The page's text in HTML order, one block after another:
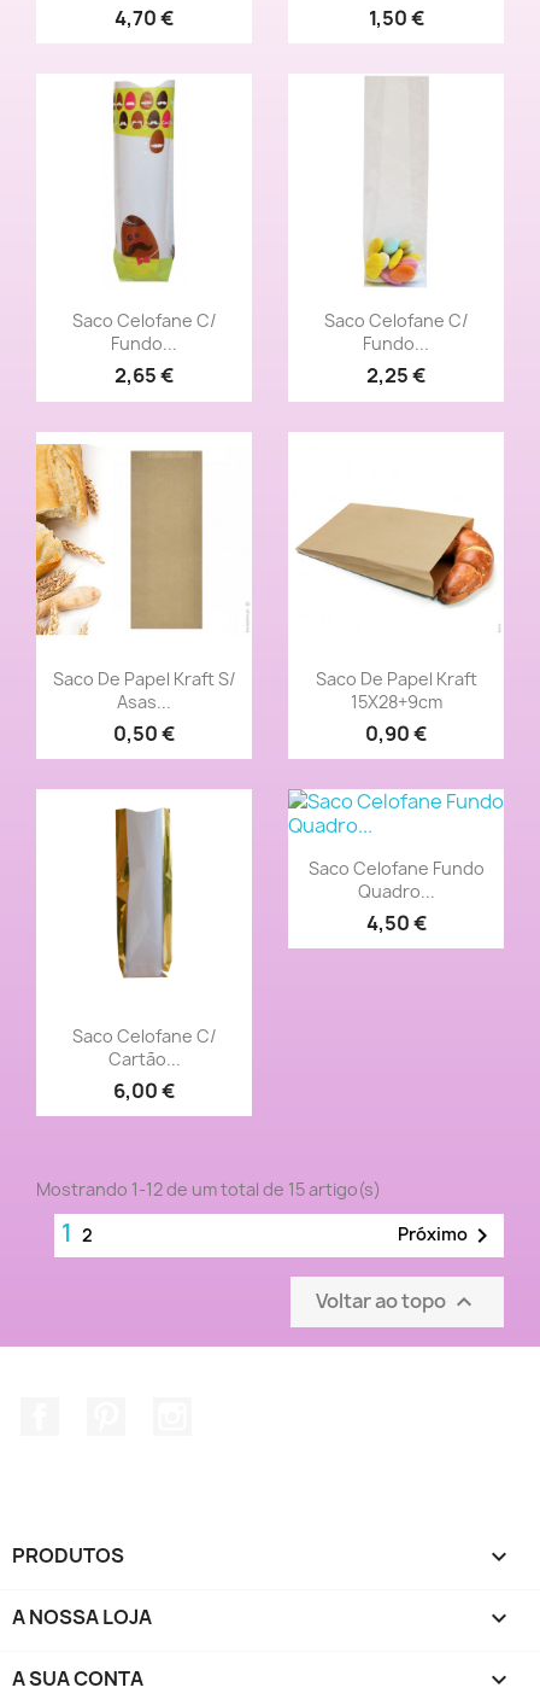
4,70 € 1,50 €
Vista rápida
Saco Celofane C/
Fundo...
2,65 €
Vista rápida
Saco Celofane C/
Fundo...
2,25 €
Vista rápida
Saco De Papel Kraft S/
Asas...
0,50 €
Vista rápida
Saco De Papel Kraft
15X28+9cm
0,90 €
Vista rápida
Saco Celofane C/
Cartão...
6,00 €
Vista rápida
Saco Celofane Fundo
Quadro...
4,50 €
Mostrando 1-12 de um total de 15 artigo(s)
1 2 Próximo 
Voltar ao topo 
PRODUTOS 
A NOSSA LOJA 
A SUA CONTA 